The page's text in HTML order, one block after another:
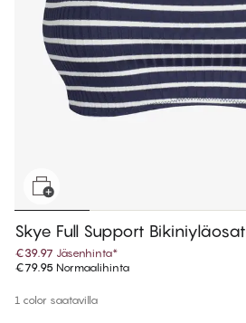
Skye Full Support Bikiniyläosat
€39.97 Jäsenhinta*
€79.95 Normaalihinta
1 color saatavilla